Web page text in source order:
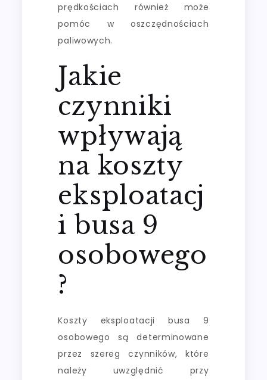
prędkościach również może
pomóc w oszczędnościach
paliwowych.
Jakie
czynniki
wpływają
na koszty
eksploatacj
i busa 9
osobowego
?
Koszty eksploatacji busa 9
osobowego są determinowane
przez szereg czynników, które
należy uwzględnić przy